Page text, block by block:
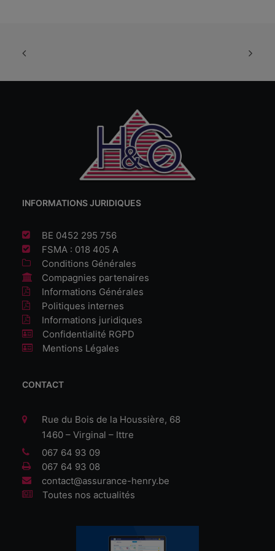
INFORMATIONS JURIDIQUES
BE 0452 295 756
FSMA : 018 405 A
Conditions Générales
Compagnies partenaires
Informations Générales
Politiques internes
Informations juridiques
Confidentialité RGPD
Mentions Légales
CONTACT
Rue du Bois de la Houssière, 68
1460 – Virginal – Ittre
067 64 93 09
067 64 93 08
contact@assurance-henry.be
Toutes nos actualités